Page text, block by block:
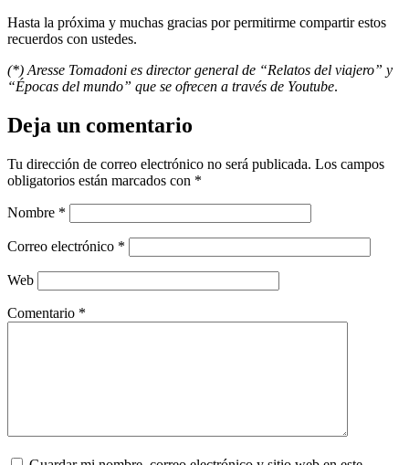
Hasta la próxima y muchas gracias por permitirme compartir estos
recuerdos con ustedes.
(*) Aresse Tomadoni es director general de “Relatos del viajero” y
“Épocas del mundo” que se ofrecen a través de Youtube.
Deja un comentario
Tu dirección de correo electrónico no será publicada. Los campos
obligatorios están marcados con *
Nombre *
Correo electrónico *
Web
Comentario *